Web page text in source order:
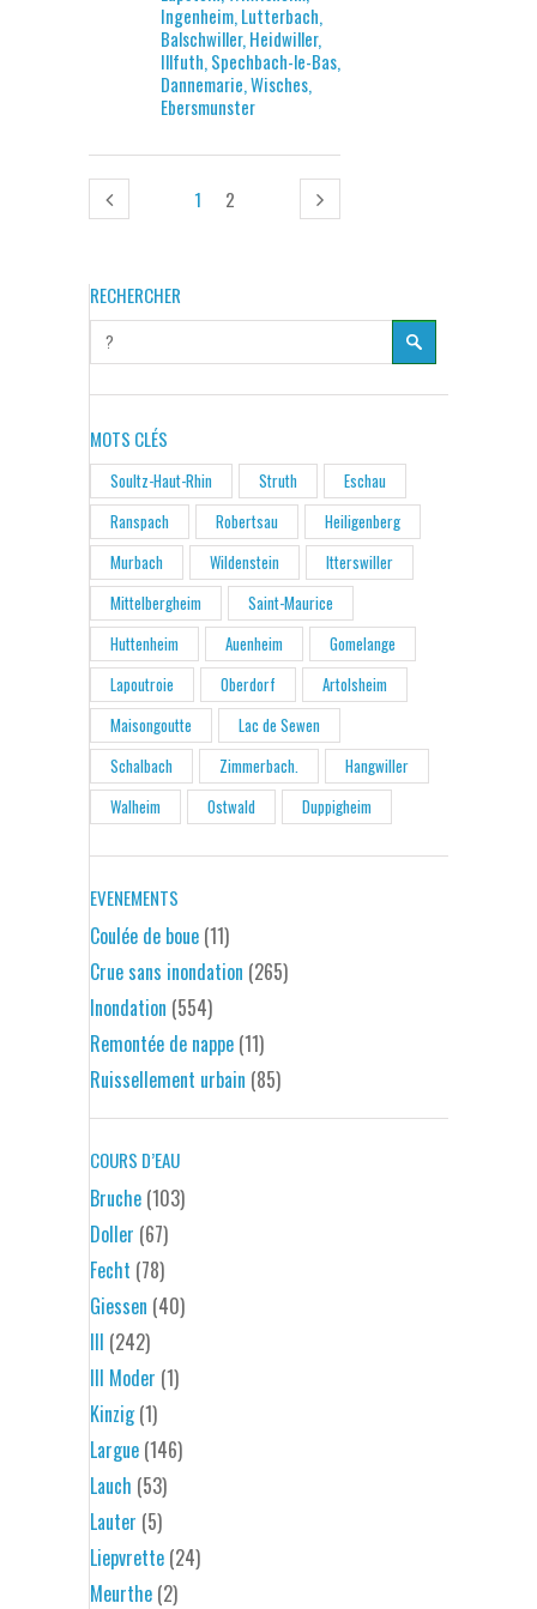
Ingenheim, Lutterbach,
Balschwiller, Heidwiller,
Illfuth, Spechbach-le-Bas,
Dannemarie, Wisches,
Ebersmunster
1 2
RECHERCHER
MOTS CLÉS
Soultz-Haut-Rhin Struth
Eschau
Ranspach
Robertsau
Heiligenberg
Murbach
Wildenstein
Itterswiller
Mittelbergheim
Saint-Maurice
Huttenheim
Auenheim
Gomelange
Lapoutroie
Oberdorf
Artolsheim
Maisongoutte
Lac de Sewen
Schalbach
Zimmerbach.
Hangwiller
Walheim
Ostwald Duppigheim
EVENEMENTS
Coulée de boue (11)
Crue sans inondation (265)
Inondation (554)
Remontée de nappe (11)
Ruissellement urbain (85)
COURS D’EAU
Bruche (103)
Doller (67)
Fecht (78)
Giessen (40)
Ill (242)
Ill Moder (1)
Kinzig(1)
Largue (146)
Lauch (53)
Lauter (5)
Liepvrette (24)
Meurthe (2)